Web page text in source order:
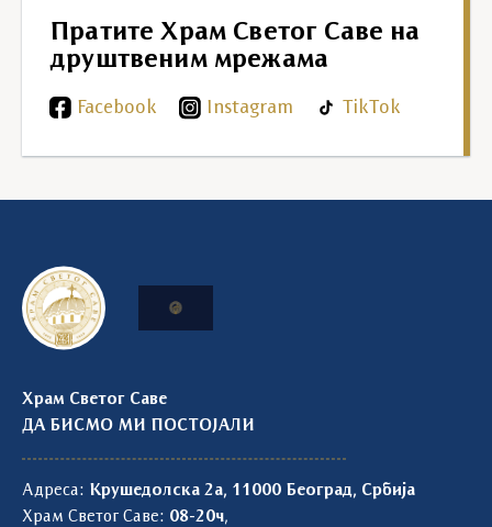
Пратите Храм Светог Саве на
друштвеним мрежама
Facebook Instagram TikTok
Храм Светог Саве
ДА БИСМО МИ ПОСТОЈАЛИ
Адреса: Крушедолска 2а, 11000 Београд, Србија
Храм Светог Саве: 08-20ч,